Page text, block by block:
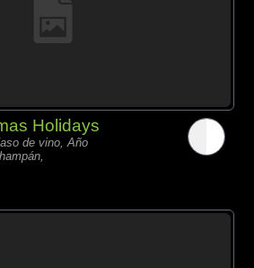
Holidays
de vino, Año